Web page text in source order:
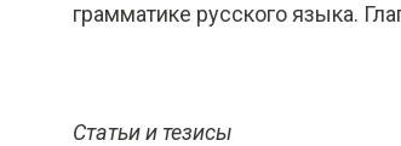
грамматике русского языка.
Статьи и тезисы